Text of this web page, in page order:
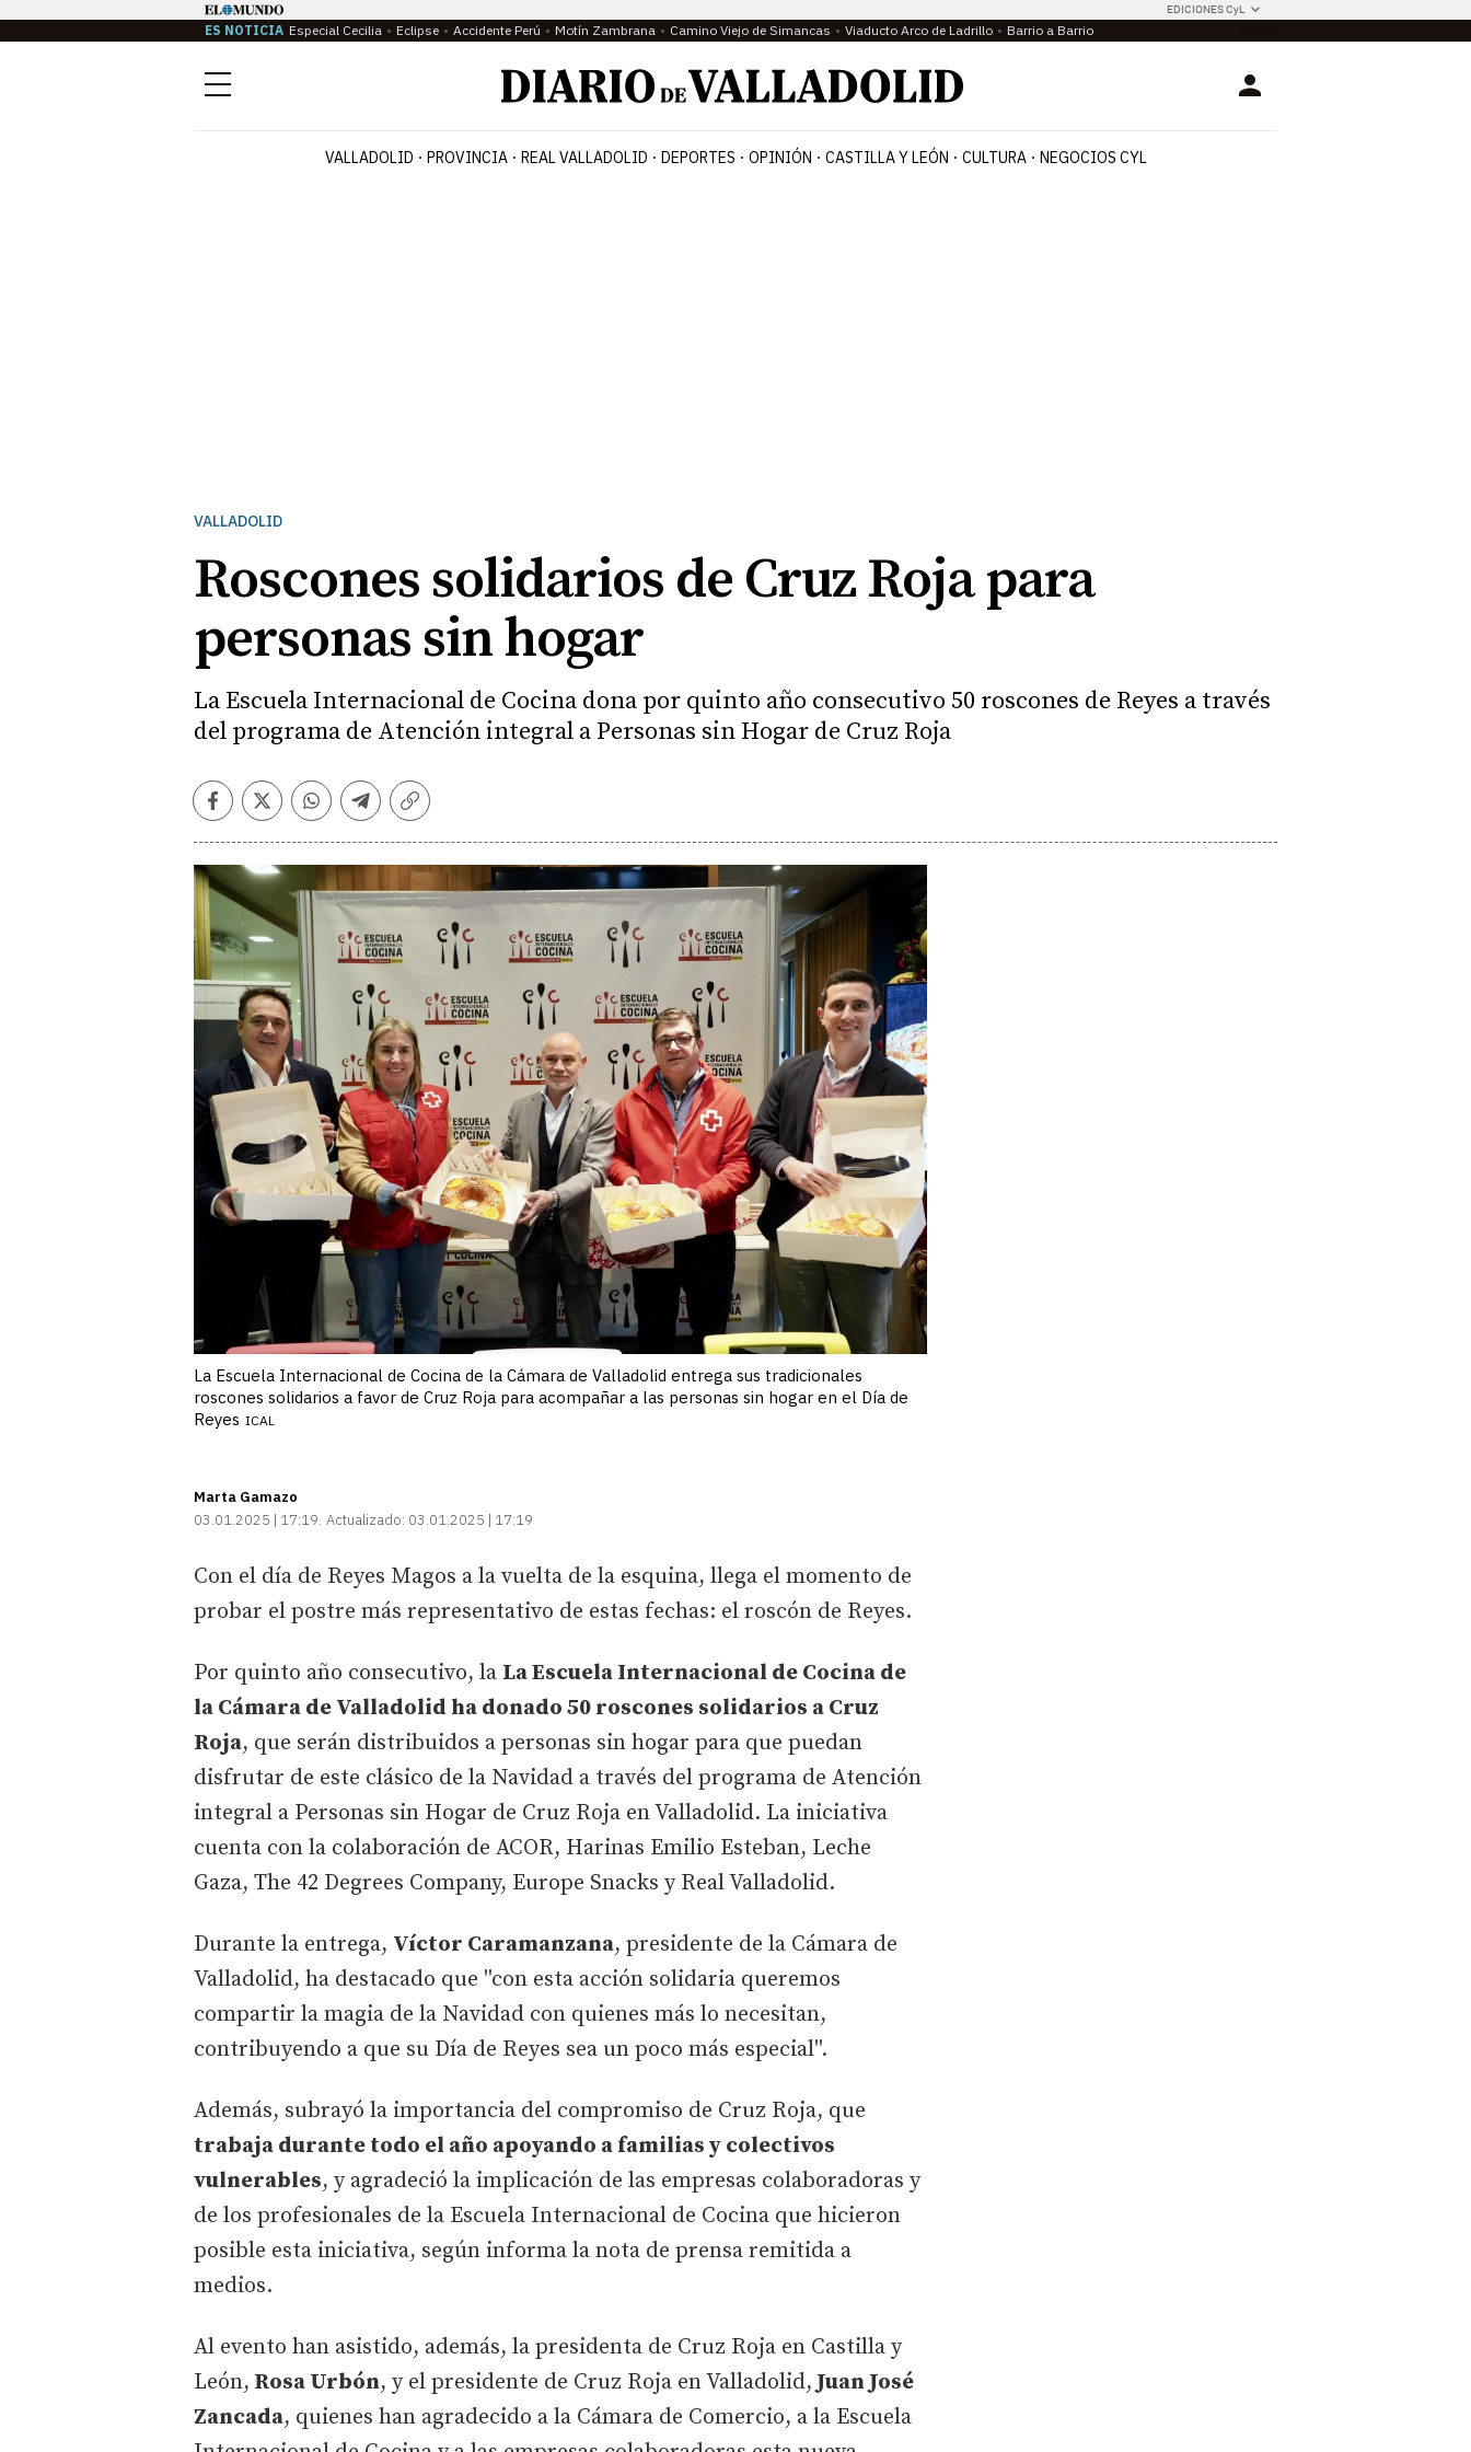
EDICIONES CyL
ES NOTICIA Especial Cecilia Eclipse Accidente Perú Motín Zambrana Camino Viejo de Simancas Viaducto Arco de Ladrillo Barrio a Barrio
Menú Login
VALLADOLID PROVINCIA REAL VALLADOLID DEPORTES OPINIÓN CASTILLA Y LEÓN CULTURA NEGOCIOS CYL
VALLADOLID
Roscones solidarios de Cruz Roja para
personas sin hogar
La Escuela Internacional de Cocina dona por quinto año consecutivo 50 roscones de Reyes a través
del programa de Atención integral a Personas sin Hogar de Cruz Roja
Facebook
TwitterWhatsapp
Telegram
Copiar
La Escuela Internacional de Cocina de la Cámara de Valladolid entrega sus tradicionales
roscones solidarios a favor de Cruz Roja para acompañar a las personas sin hogar en el Día de
Reyes ICAL
Marta Gamazo
03.01.2025 | 17:19 Actualizado: 03.01.2025 | 17:19
Con el día de Reyes Magos a la vuelta de la esquina, llega el momento de
probar el postre más representativo de estas fechas: el roscón de Reyes.
Por quinto año consecutivo, la La Escuela Internacional de Cocina de
la Cámara de Valladolid ha donado 50 roscones solidarios a Cruz
Roja, que serán distribuidos a personas sin hogar para que puedan
disfrutar de este clásico de la Navidad a través del programa de Atención
integral a Personas sin Hogar de Cruz Roja en Valladolid. La iniciativa
cuenta con la colaboración de ACOR, Harinas Emilio Esteban, Leche
Gaza, The 42 Degrees Company, Europe Snacks y Real Valladolid.
Durante la entrega, Víctor Caramanzana, presidente de la Cámara de
Valladolid, ha destacado que ''con esta acción solidaria queremos
compartir la magia de la Navidad con quienes más lo necesitan,
contribuyendo a que su Día de Reyes sea un poco más especial''.
Además, subrayó la importancia del compromiso de Cruz Roja, que
trabaja durante todo el año apoyando a familias y colectivos
vulnerables, y agradeció la implicación de las empresas colaboradoras y
de los profesionales de la Escuela Internacional de Cocina que hicieron
posible esta iniciativa, según informa la nota de prensa remitida a
medios.
Al evento han asistido, además, la presidenta de Cruz Roja en Castilla y
León, Rosa Urbón, y el presidente de Cruz Roja en Valladolid, Juan José
Zancada, quienes han agradecido a la Cámara de Comercio, a la Escuela